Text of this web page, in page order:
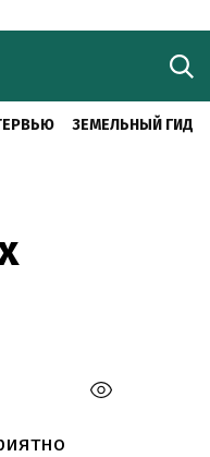
ЗЕМЕЛЬНЫЙ ГИД